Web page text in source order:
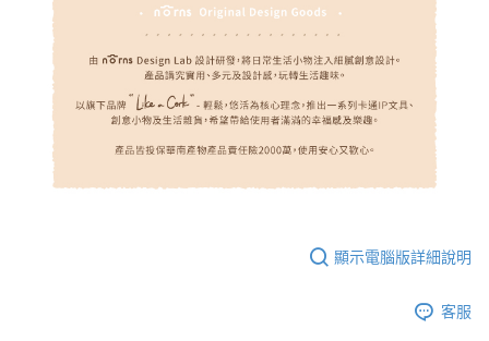
顯示電腦版詳細說明
客服